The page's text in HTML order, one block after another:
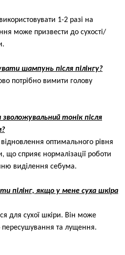
1-2 разі на
може призвести до сухості/
шампунь після пілінгу?
потрібно вимити голову
тонік після
оптимального рівня
що сприяє нормалізації роботи
виділення себума.
пілінг, якщо у мене суха шкіра
для сухої шкіри. Він може
та лущення.